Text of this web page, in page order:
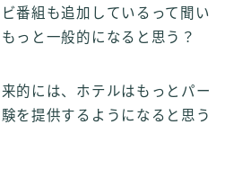
番組も追加しているって聞い
っと一般的になると思う？
的には、ホテルはもっとパー
を提供するようになると思う